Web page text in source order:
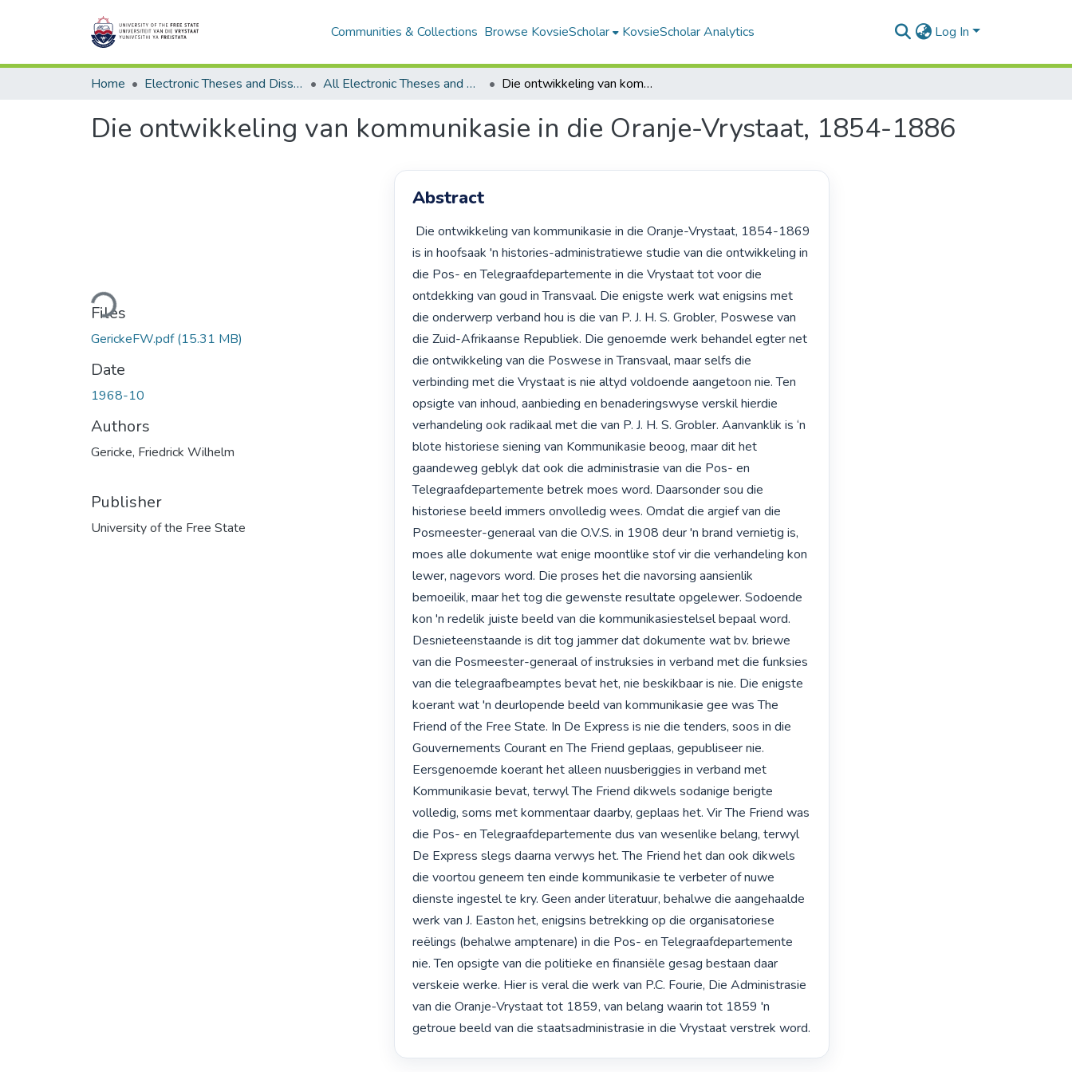
Communities & Collections Browse KovsieScholar KovsieScholar Analytics Log In
Home Electronic Theses and Dissertations All Electronic Theses and Dissertations Die ontwikkeling van kommunikasie in die Oranje-Vrystaat, 1854-1886
Die ontwikkeling van kommunikasie in die Oranje-Vrystaat, 1854-1886
Loading...
Files
GerickeFW.pdf(15.31 MB)
Date
1968-10
Authors
Gericke, Friedrick Wilhelm
Publisher
University of the Free State
Abstract
is in hoofsaak 'n histories-administratiewe studie van die ontwikkeling in
die Pos- en Telegraafdepartemente in die Vrystaat tot voor die
ontdekking van goud in Transvaal. Die enigste werk wat enigsins met
die onderwerp verband hou is die van P. J. H. S. Grobler, Poswese van
die Zuid-Afrikaanse Republiek. Die genoemde werk behandel egter net
die ontwikkeling van die Poswese in Transvaal, maar selfs die
verbinding met die Vrystaat is nie altyd voldoende aangetoon nie. Ten
opsigte van inhoud, aanbieding en benaderingswyse verskil hierdie
verhandeling ook radikaal met die van P. J. H. S. Grobler. Aanvanklik is ‘n
blote historiese siening van Kommunikasie beoog, maar dit het
gaandeweg geblyk dat ook die administrasie van die Pos- en
Telegraafdepartemente betrek moes word. Daarsonder sou die
historiese beeld immers onvolledig wees. Omdat die argief van die
Posmeester-generaal van die O.V.S. in 1908 deur 'n brand vernietig is,
moes alle dokumente wat enige moontlike stof vir die verhandeling kon
lewer, nagevors word. Die proses het die navorsing aansienlik
bemoeilik, maar het tog die gewenste resultate opgelewer. Sodoende
kon 'n redelik juiste beeld van die kommunikasiestelsel bepaal word.
Desnieteenstaande is dit tog jammer dat dokumente wat bv. briewe
van die Posmeester-generaal of instruksies in verband met die funksies
van die telegraafbeamptes bevat het, nie beskikbaar is nie. Die enigste
koerant wat 'n deurlopende beeld van kommunikasie gee was The
Friend of the Free State. In De Express is nie die tenders, soos in die
Gouvernements Courant en The Friend geplaas, gepubliseer nie.
Eersgenoemde koerant het alleen nuusberiggies in verband met
Kommunikasie bevat, terwyl The Friend dikwels sodanige berigte
volledig, soms met kommentaar daarby, geplaas het. Vir The Friend was
die Pos- en Telegraafdepartemente dus van wesenlike belang, terwyl
De Express slegs daarna verwys het. The Friend het dan ook dikwels
die voortou geneem ten einde kommunikasie te verbeter of nuwe
dienste ingestel te kry. Geen ander literatuur, behalwe die aangehaalde
werk van J. Easton het, enigsins betrekking op die organisatoriese
reëlings (behalwe amptenare) in die Pos- en Telegraafdepartemente
nie. Ten opsigte van die politieke en finansiële gesag bestaan daar
verskeie werke. Hier is veral die werk van P.C. Fourie, Die Administrasie
van die Oranje-Vrystaat tot 1859, van belang waarin tot 1859 'n